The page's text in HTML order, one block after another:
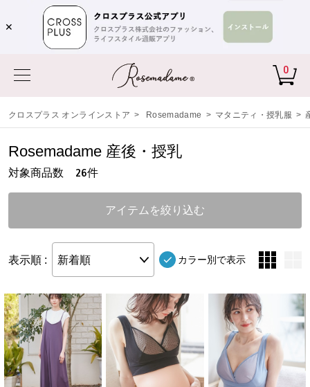
✕
0
クロスプラス オンラインストア > Rosemadame > マタニティ・授乳服 >
対象商品数 26件
Rosemadame 産後・授乳
アイテムを絞り込む
表示順 : 新着順 カラー別で表示